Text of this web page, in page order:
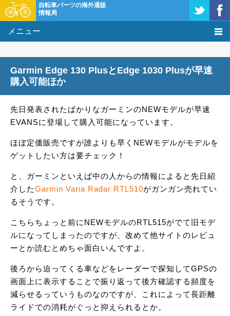
自転車パーツの海外通販
情報局
メニュー
タレコミ掲示板
購入方法
クーポン＆セール
激安情報
Garmin Edge 130 PlusとEdge 1030 Plusが早速
購入可能ほか
先日発表されたばかりなガーミンのNEWモデルが早速
EVANSに登場して購入可能になっています。
ほぼ定価販売ですが誰よりも早くNEWモデルがモデルを
ゲットしたい方は要チェック！
と、ガーミンといえば中の人からの情報によると先日紹
介したGarmin Varia Radar RTL510がガンガン売れてい
るそうです。
こちらちょっと前にNEWモデルのRTL515がでて旧モデ
ルになってしまったのですが、改めて他サイトのレビュ
ーとか読むとめちゃ面白いんですよ。
後ろから迫ってくる車などをレーダーで探知してGPSの
画面上に表示することで振り返って後方確認する頻度を
減らせるっていうものなのですが、これによって長距離
ライドでの消耗がぐっと抑えられるとか。